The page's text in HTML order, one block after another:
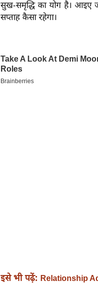
सुख-समृद्धि का योग है। आइए
सप्ताह कैसा रहेगा।
इसे भी पढ़ें: Relationship